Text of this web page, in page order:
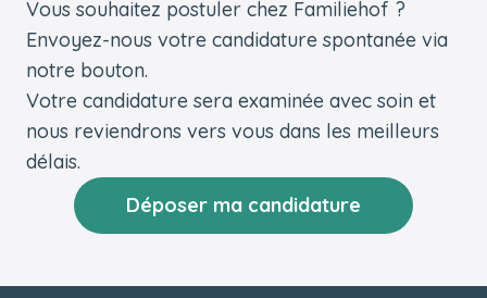
Vous souhaitez postuler chez Familiehof ?
Envoyez-nous votre candidature spontanée via
notre bouton.
Votre candidature sera examinée avec soin et
nous reviendrons vers vous dans les meilleurs
délais.
Déposer ma candidature